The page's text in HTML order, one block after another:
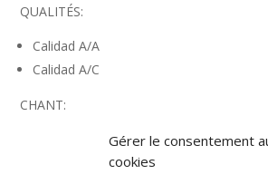
Gérer le consentement
cookies
QUALITÉS:
Calidad A/A
Calidad A/C
CHANT: